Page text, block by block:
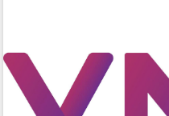
Đắk Lắk phát động hưởng ứng Ngày
Quyền của người tiêu dùng Việt Nam
2026
Đẩy mạnh cải cách hành chính, quyết